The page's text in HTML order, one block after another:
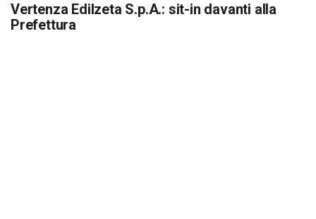
Vertenza Edilzeta S.p.A.: sit-in davanti alla
Prefettura